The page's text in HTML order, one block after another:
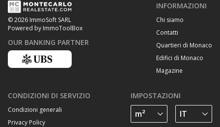
© 2026 ImmoSoft SARL
Powered by ImmoToolBox
OUR BANKING PARTNER
INFORMAZIONI
Chi siamo
Contatti
Quartieri di Monaco
Edifici di Monaco
Magazine
CONDIZIONI DI SERVIZIO
Condizioni generali
Privacy Policy
IMPOSTAZIONI